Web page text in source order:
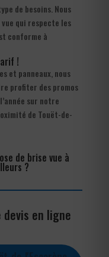
de besoins. Nous
qui respecte les
conforme à
!
et panneaux, nous
profiter des promos
sur notre
de Touët-de-
de brise vue à
?
devis en ligne